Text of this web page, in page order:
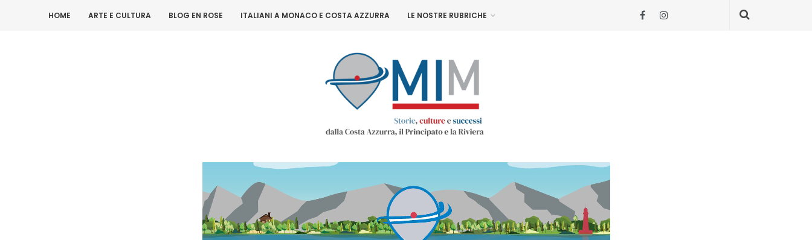
HOME ARTE E CULTURA BLOG EN ROSE ITALIANI A MONACO E COSTA AZZURRA LE NOSTRE RUBRICHE